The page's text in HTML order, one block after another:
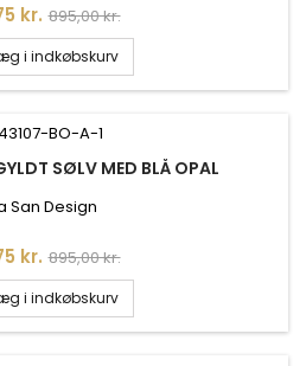
kr. Normalpris
895,00 kr.
i indkøbskurv
SØLV MED BLÅ OPAL
San Design
kr. Normalpris
895,00 kr.
i indkøbskurv